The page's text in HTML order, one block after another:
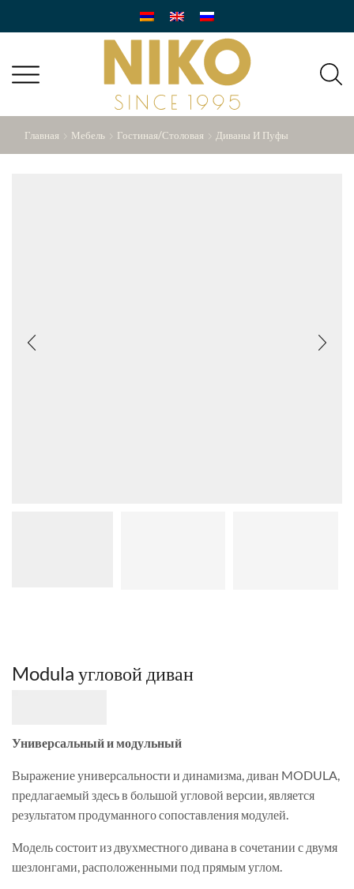
Главная Мебель Гостиная/Столовая Диваны И Пуфы
Modula угловой диван
Универсальный и модульный
Выражение универсальности и динамизма, диван MODULA,
предлагаемый здесь в большой угловой версии, является
результатом продуманного сопоставления модулей.
Модель состоит из двухместного дивана в сочетании с двумя
шезлонгами, расположенными под прямым углом.